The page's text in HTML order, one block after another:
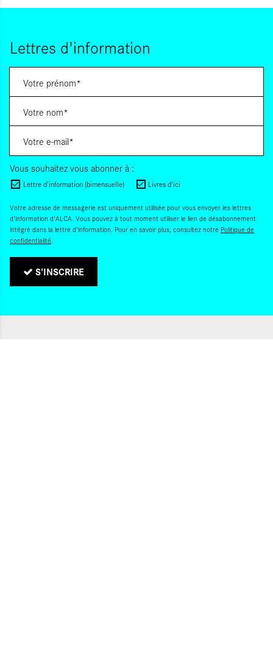
Lettres d'information
Vous souhaitez vous abonner à :
Lettre d'information (bimensuelle) Livres d'ici
Votre adresse de messagerie est uniquement utilisée pour vous envoyer les lettres
d'information d'ALCA. Vous pouvez à tout moment utiliser le lien de désabonnement
intégré dans la lettre d'information. Pour en savoir plus, consultez notre Politique de
confidentialité.
S'INSCRIRE